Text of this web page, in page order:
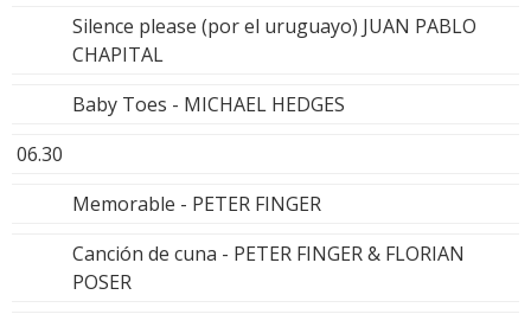
Silence please (por el uruguayo) JUAN PABLO
CHAPITAL
Baby Toes - MICHAEL HEDGES
06.30
Memorable - PETER FINGER
Canción de cuna - PETER FINGER & FLORIAN
POSER